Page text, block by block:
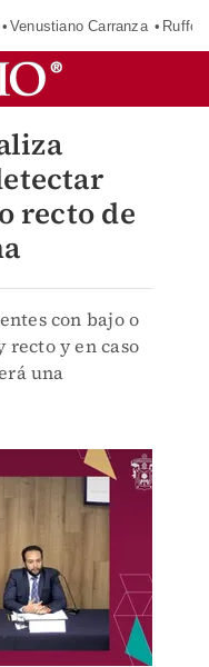
Venustiano Carranza Ruffo
recto de
con bajo o
recto y en caso
una